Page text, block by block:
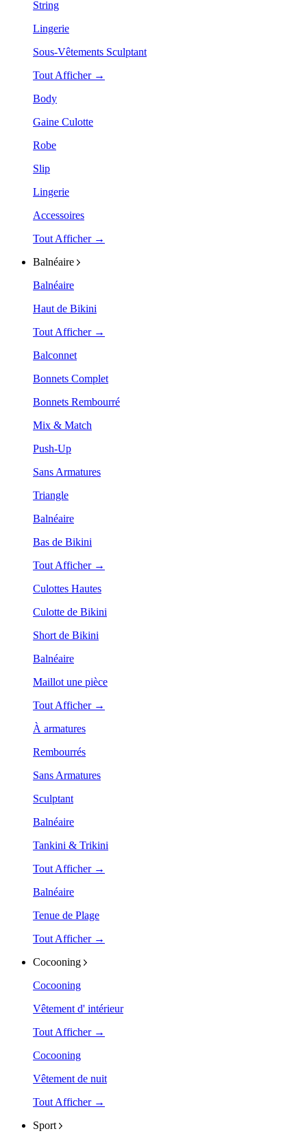
String
Lingerie
Sous-Vêtements Sculptant
Tout Afficher →
Body
Gaine Culotte
Robe
Slip
Lingerie
Accessoires
Tout Afficher →
Balnéaire
Balnéaire
Haut de Bikini
Tout Afficher →
Balconnet
Bonnets Complet
Bonnets Rembourré
Mix & Match
Push-Up
Sans Armatures
Triangle
Balnéaire
Bas de Bikini
Tout Afficher →
Culottes Hautes
Culotte de Bikini
Short de Bikini
Balnéaire
Maillot une pièce
Tout Afficher →
À armatures
Rembourrés
Sans Armatures
Sculptant
Balnéaire
Tankini & Trikini
Tout Afficher →
Balnéaire
Tenue de Plage
Tout Afficher →
Cocooning
Cocooning
Vêtement d' intérieur
Tout Afficher →
Cocooning
Vêtement de nuit
Tout Afficher →
Sport